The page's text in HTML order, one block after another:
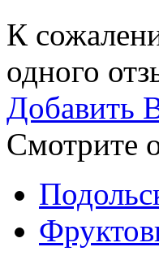
К
одного
Добавить
Смотрите